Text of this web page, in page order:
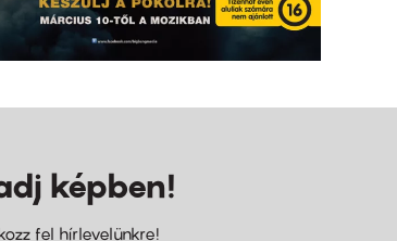
képben!
fel hírlevelünkre!